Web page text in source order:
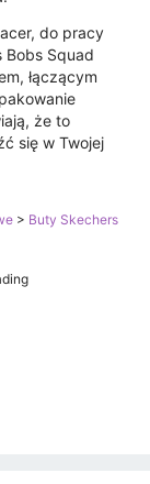
do pracy
Squad
łączącym
że to
się w Twojej
> Buty Skechers